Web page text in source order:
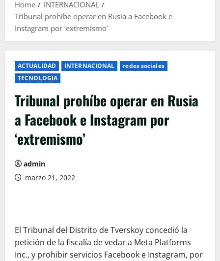
Home
INTERNACIONAL
Tribunal prohíbe operar en Rusia a Facebook e
Instagram por ‘extremismo’
ACTUALIDAD INTERNACIONAL
redes sociales
TECNOLOGIA
Tribunal prohíbe operar en Rusia
a Facebook e Instagram por
‘extremismo’
admin
marzo 21, 2022
El Tribunal del Distrito de Tverskoy concedió la
petición de la fiscalía de vedar a Meta Platforms
Inc., y prohibir servicios Facebook e Instagram, por